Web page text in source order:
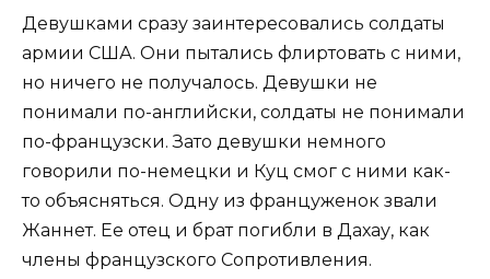
Девушками сразу заинтересовались солдаты
армии США. Они пытались флиртовать с ними,
но ничего не получалось. Девушки не
понимали по-английски, солдаты не понимали
по-французски. Зато девушки немного
говорили по-немецки и Куц смог с ними как-
то объясняться. Одну из француженок звали
Жаннет. Ее отец и брат погибли в Дахау, как
члены французского Сопротивления.